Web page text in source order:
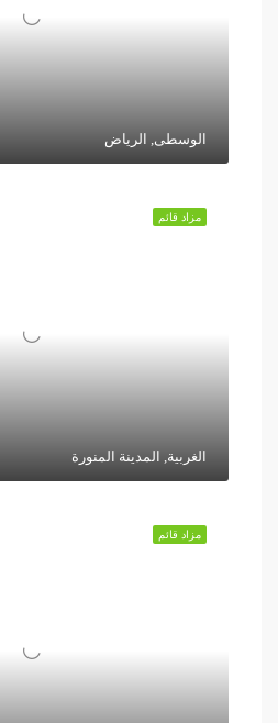
الوسطى, الرياض
مزاد قائم
الغربية, المدينة المنورة
مزاد قائم